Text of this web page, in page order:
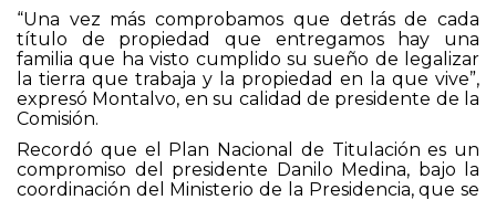
“Una vez más comprobamos que detrás de cada
título de propiedad que entregamos hay una
familia que ha visto cumplido su sueño de legalizar
la tierra que trabaja y la propiedad en la que vive”,
expresó Montalvo, en su calidad de presidente de la
Comisión.
Recordó que el Plan Nacional de Titulación es un
compromiso del presidente Danilo Medina, bajo la
coordinación del Ministerio de la Presidencia, que se